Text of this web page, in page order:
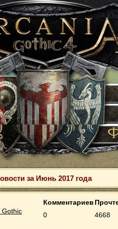
за Июнь 2017 года
Комментариев
Gothic
0 4668